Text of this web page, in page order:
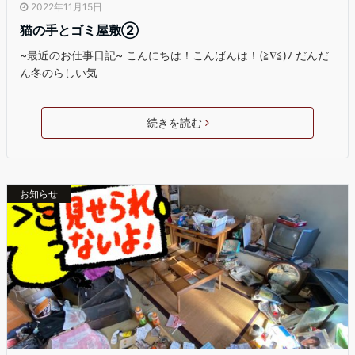
2022年11月15日
猫の手とゴミ屋敷②
~最近のお仕事日記~ こんにちは！こんばんは！(≧∇≦)ﾉ だんだ
ん冬のらしい気
続きを読む
お知らせ